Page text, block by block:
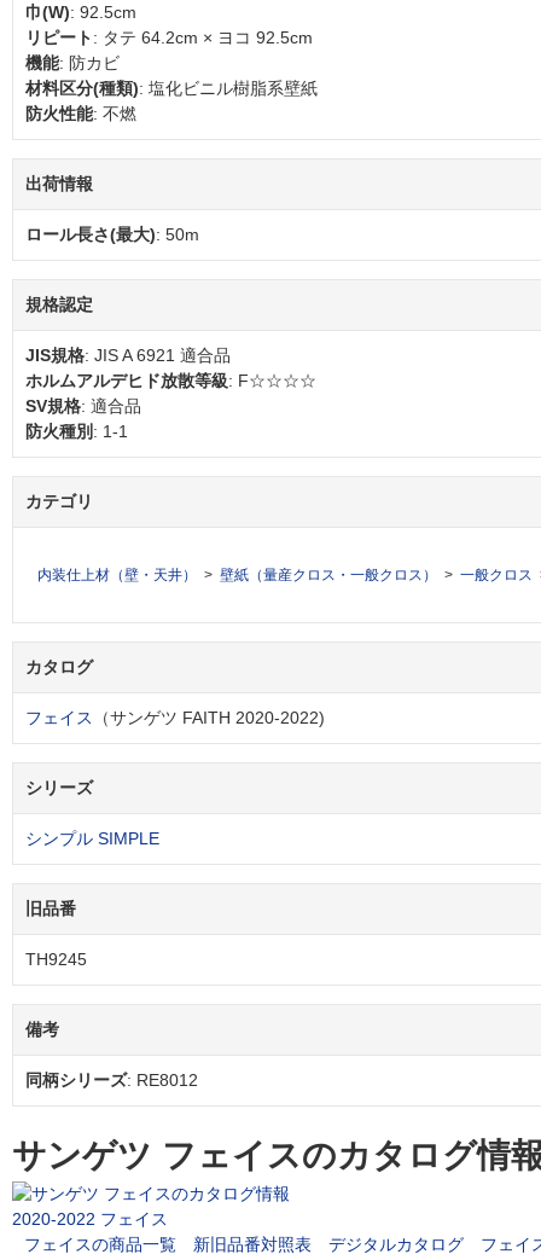
巾(W): 92.5cm
リピート: タテ 64.2cm × ヨコ 92.5cm
機能: 防カビ
材料区分(種類): 塩化ビニル樹脂系壁紙
防火性能: 不燃
出荷情報
ロール長さ(最大): 50m
規格認定
JIS規格: JIS A 6921 適合品
ホルムアルデヒド放散等級: F☆☆☆☆
SV規格: 適合品
防火種別 : 1-1
カテゴリ
内装仕上材（壁・天井） 壁紙（量産クロス・一般クロス） 一般クロス
カタログ
フェイス （サンゲツ FAITH 2020-2022)
シリーズ
シンプル SIMPLE
旧品番
TH9245
備考
同柄シリーズ: RE8012
サンゲツ フェイスのカタログ情
2020-2022 フェイス
フェイスの商品一覧
新旧品番対照表 デジタルカタログ フェイ